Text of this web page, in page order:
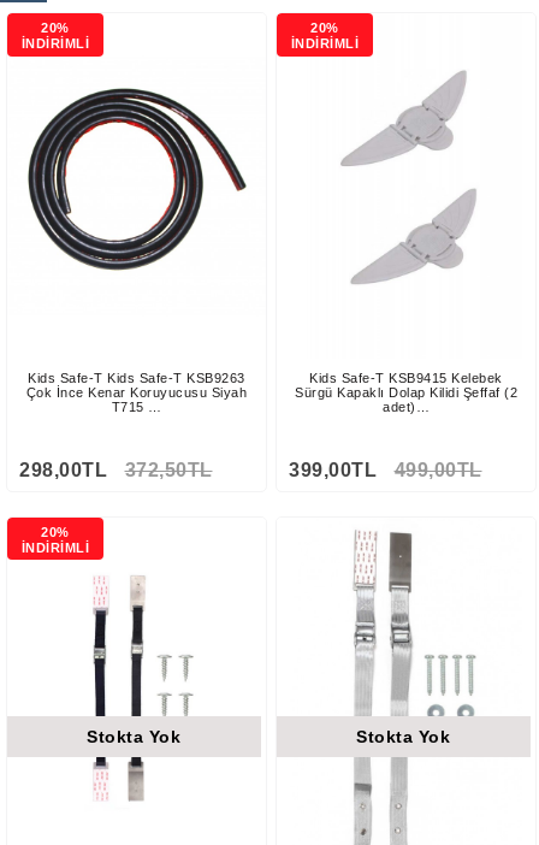
20%
İNDİRİMLİ
Kids Safe-T Kids Safe-T KSB9263
Çok İnce Kenar Koruyucusu Siyah
T715 …
298,00TL 372,50TL
20%
İNDİRİMLİ
Kids Safe-T KSB9415 Kelebek
Sürgü Kapaklı Dolap Kilidi Şeffaf (2
adet)…
399,00TL 499,00TL
20%
İNDİRİMLİ
Stokta Yok Stokta Yok